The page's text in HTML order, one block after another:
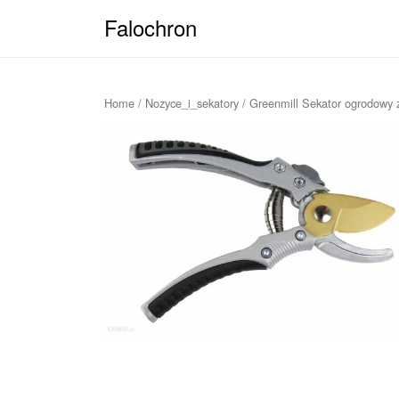
Falochron
Home / Nozyce_i_sekatory / Greenmill Sekator ogrodowy